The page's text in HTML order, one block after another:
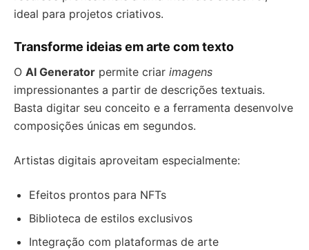
ideal para projetos criativos.
Transforme ideias em arte com texto
O AI Generator permite criar imagens
impressionantes a partir de descrições textuais.
Basta digitar seu conceito e a ferramenta desenvolve
composições únicas em segundos.
Artistas digitais aproveitam especialmente:
Efeitos prontos para NFTs
Biblioteca de estilos exclusivos
Integração com plataformas de arte